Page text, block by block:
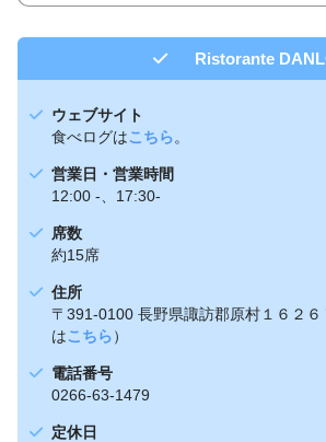
Ristorante
ウェブサイト
食べログはこちら。
営業日・営業時間
12:00 -、17:30-
席数
約15席
住所
〒391-0100 長野県諏訪郡原村１６２
はこちら）
電話番号
0266-63-1479
定休日